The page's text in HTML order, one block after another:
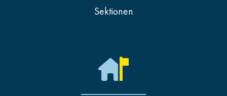
Sektionen